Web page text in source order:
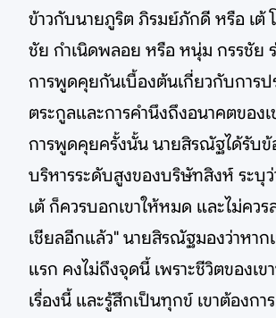
ข้าวกับนายภูริต ภิรมย์ภักดี หรือ เต้
ชัย กำเนิดพลอย หรือ หนุ่ม กรรชัย
การพูดคุยกันเบื้องต้นเกี่ยวกับการป
ตระกูลและการคำนึงถึงอนาคตของ
การพูดคุยครั้งนั้น นายสิรณัฐได้รับข้
บริหารระดับสูงของบริษัทสิงห์ ระบุ
เต้ ก็ควรบอกเขาให้หมด และไม่ควร
เชียลอีกแล้ว" นายสิรณัฐมองว่าหา
แรก คงไม่ถึงจุดนี้ เพราะชีวิตของเข
เรื่องนี้ และรู้สึกเป็นทุกข์ เขาต้องกา